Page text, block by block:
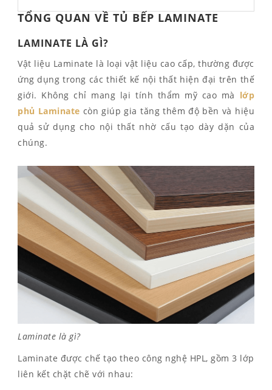
TỔNG QUAN VỀ TỦ BẾP LAMINATE
LAMINATE LÀ GÌ?
Vật liệu Laminate là loại vật liệu cao cấp, thường được
ứng dụng trong các thiết kế nội thất hiện đại trên thế
giới. Không chỉ mang lại tính thẩm mỹ cao mà lớp
phủ Laminate còn giúp gia tăng thêm độ bền và hiệu
quả sử dụng cho nội thất nhờ cấu tạo dày dặn của
chúng.
Laminate là gì?
Laminate được chế tạo theo công nghệ HPL, gồm 3 lớp
liên kết chặt chẽ với nhau: